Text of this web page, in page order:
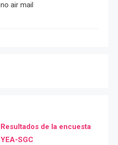
no air mail
Resultados de la encuesta
YEA-SGC